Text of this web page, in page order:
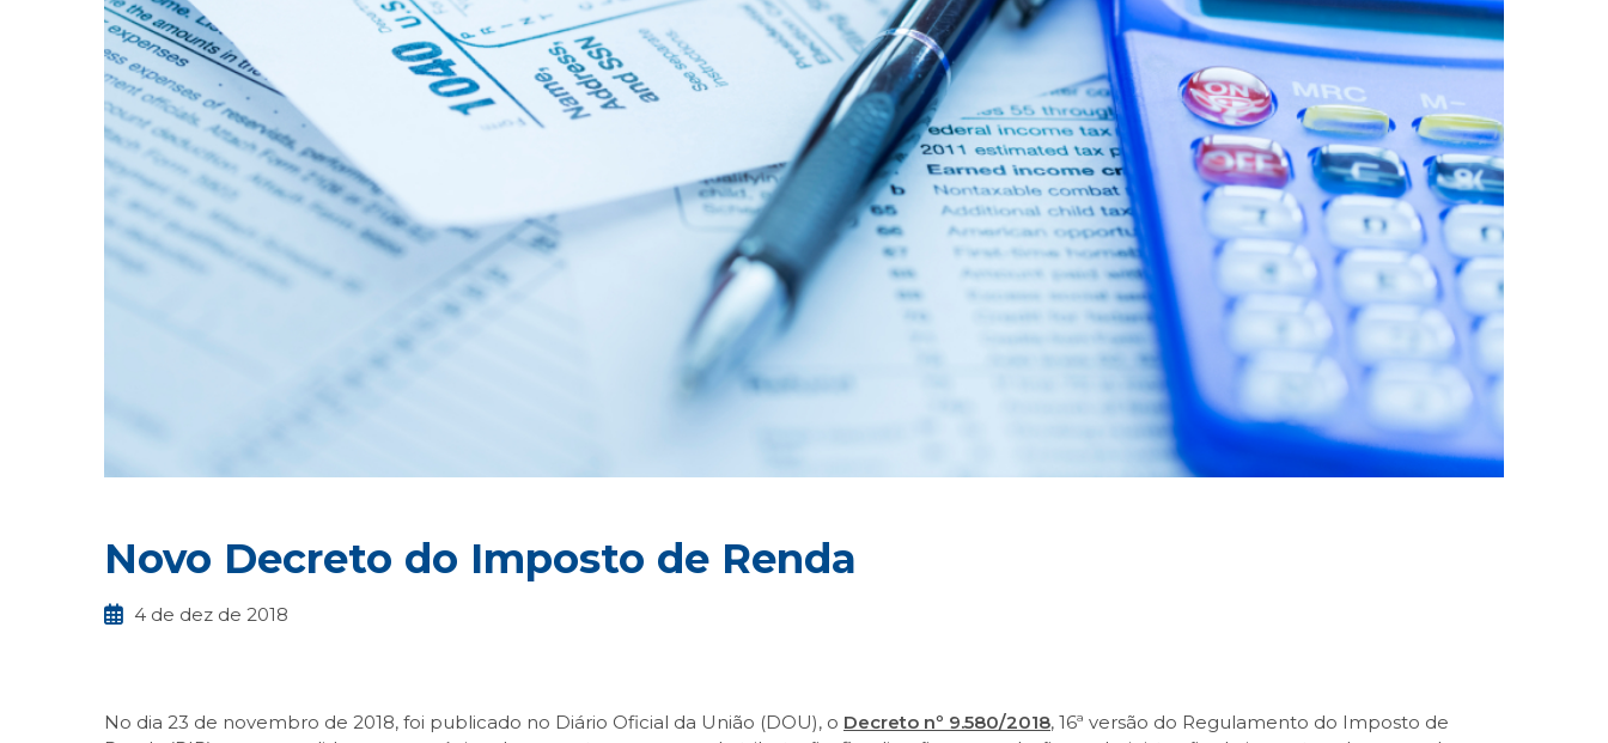
Novo Decreto do Imposto de Renda
4 de dez de 2018
No dia 23 de novembro de 2018, foi publicado no Diário Oficial da União (DOU), o Decreto nº 9.580/2018, 16ª versão do Regulamento do Imposto de